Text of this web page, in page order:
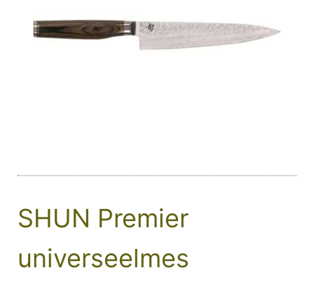
SHUN Premier
universeelmes